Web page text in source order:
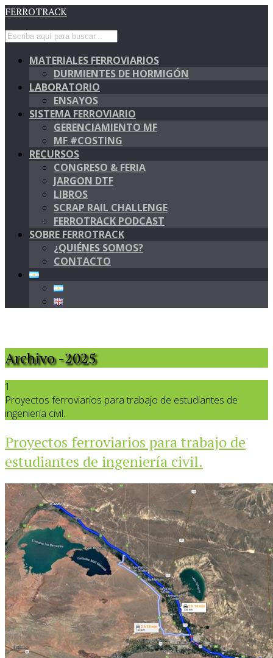
FERROTRACK
MATERIALES FERROVIARIOS
DURMIENTES DE HORMIGÓN
LABORATORIO
ENSAYOS
SISTEMA FERROVIARIO
GERENCIAMIENTO MF
MF #COSTING
RECURSOS
CONGRESO & FERIA
JARGON DTF
LIBROS
SCRAP RAIL CHALLENGE
FERROTRACK PODCAST
SOBRE FERROTRACK
¿QUIÉNES SOMOS?
CONTACTO
Archivo -2025
1
Proyectos ferroviarios para trabajo de estudiantes de
ingeniería civil.
Proyectos ferroviarios para trabajo de
estudiantes de ingeniería civil.